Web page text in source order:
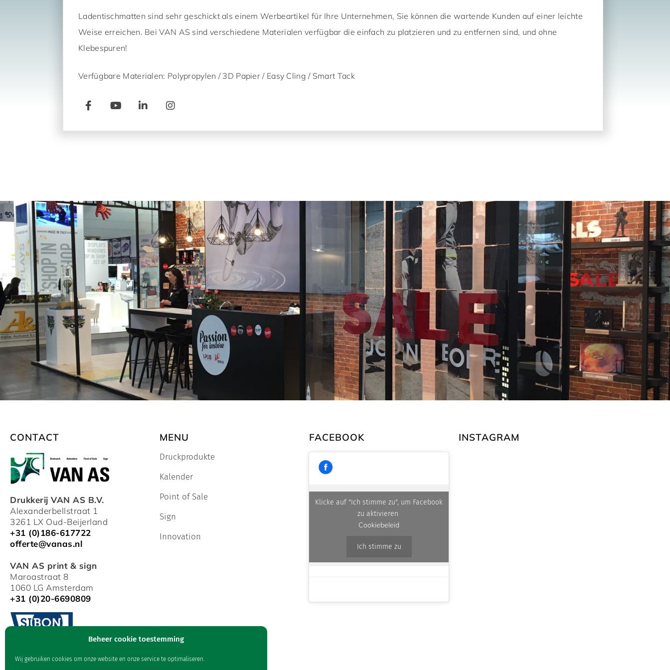
Beheer cookie toestemming
Wij gebruiken cookies om onze website en onze service te optimaliseren.
Ladentischmatten sind sehr geschickt als einem Werbeartikel für Ihre Unternehmen, Sie können die wartende Kunden auf einer leichte
Weise erreichen. Bei VAN AS sind verschiedene Materialen verfügbar die einfach zu platzieren und zu entfernen sind, und ohne
Klebespuren!
Verfügbare Materialen: Polypropylen / 3D Papier / Easy Cling / Smart Tack
CONTACT
Drukkerij VAN AS B.V.
Alexanderbellstraat 1
3261 LX Oud-Beijerland
+31 (0)186-617722
offerte@vanas.nl
VAN AS print & sign
Maroastraat 8
1060 LG Amsterdam
+31 (0)20-6690809
MENU
Druckprodukte
Kalender
Point of Sale
Sign
Innovation
FACEBOOK
Klicke auf "Ich stimme zu", um Facebook
zu aktivieren
Cookiebeleid
Ich stimme zu
INSTAGRAM